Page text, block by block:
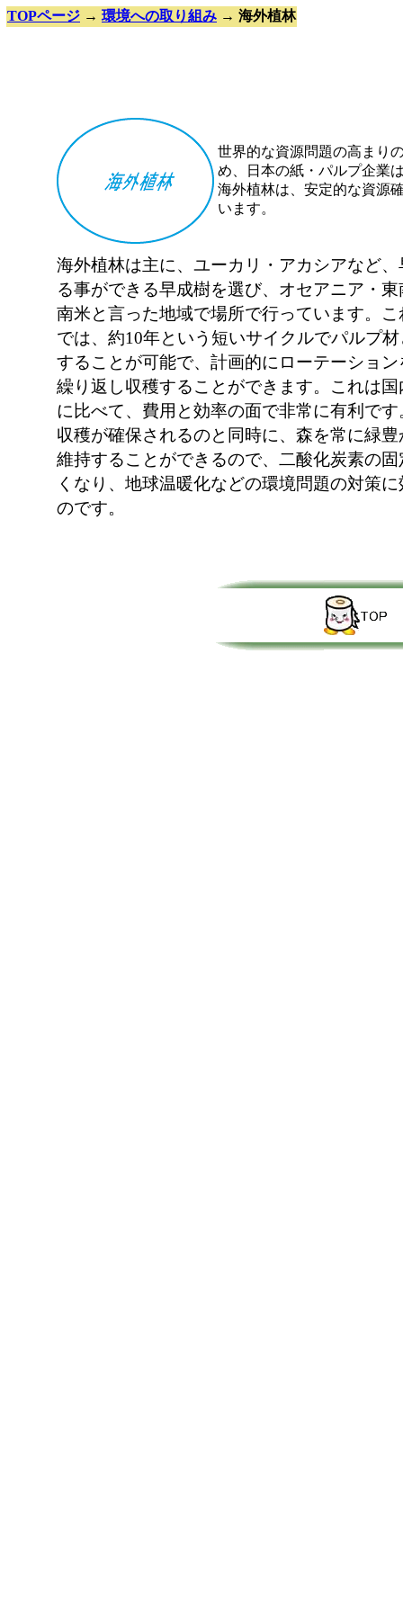
TOPページ → 環境への取り組み → 海外植林
世界的な資源問題の高まり
め、日本の紙・パルプ企業
海外植林は、安定的な資源
います。
海外植林は主に、ユーカリ・アカシアなど
る事ができる早成樹を選び、オセアニア・
南米と言った地域で場所で行っています。
では、約10年という短いサイクルでパルプ
することが可能で、計画的にローテーショ
繰り返し収穫することができます。これは
に比べて、費用と効率の面で非常に有利で
収穫が確保されるのと同時に、森を常に緑
維持することができるので、二酸化炭素の
くなり、地球温暖化などの環境問題の対策
のです。